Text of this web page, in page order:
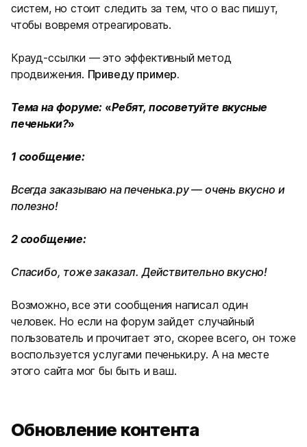
систем, но стоит следить за тем, что о вас пишут,
чтобы вовремя отреагировать.
Крауд-ссылки — это эффективный метод
продвижения. Приведу пример.
Тема на форуме: «Ребят, посоветуйте вкусные
печеньки?»
1 сообщение:
Всегда заказываю на печенька.ру — очень вкусно и
полезно!
2 сообщение:
Спасибо, тоже заказал. Действительно вкусно!
Возможно, все эти сообщения написал один
человек. Но если на форум зайдет случайный
пользователь и прочитает это, скорее всего, он тоже
воспользуется услугами печеньки.ру. А на месте
этого сайта мог бы быть и ваш.
Обновление контента